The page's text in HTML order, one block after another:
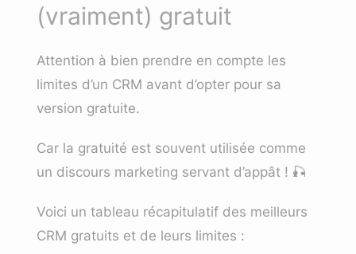
(vraiment) gratuit
Attention à bien prendre en compte les
limites d’un CRM avant d’opter pour sa
version gratuite.
Car la gratuité est souvent utilisée comme
un discours marketing servant d’appât ! 🎣
Voici un tableau récapitulatif des meilleurs
CRM gratuits et de leurs limites :